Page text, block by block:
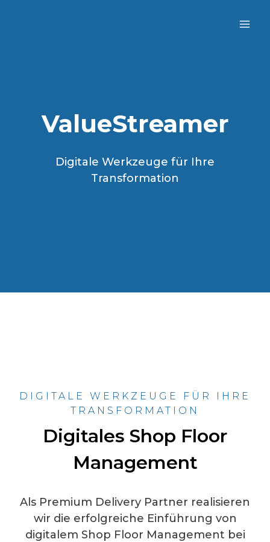
ValueStreamer
Digitale Werkzeuge für Ihre
Transformation
DIGITALE WERKZEUGE FÜR IHRE
TRANSFORMATION
Digitales Shop Floor
Management
Als Premium Delivery Partner realisieren
wir die erfolgreiche Einführung von
digitalem Shop Floor Management bei